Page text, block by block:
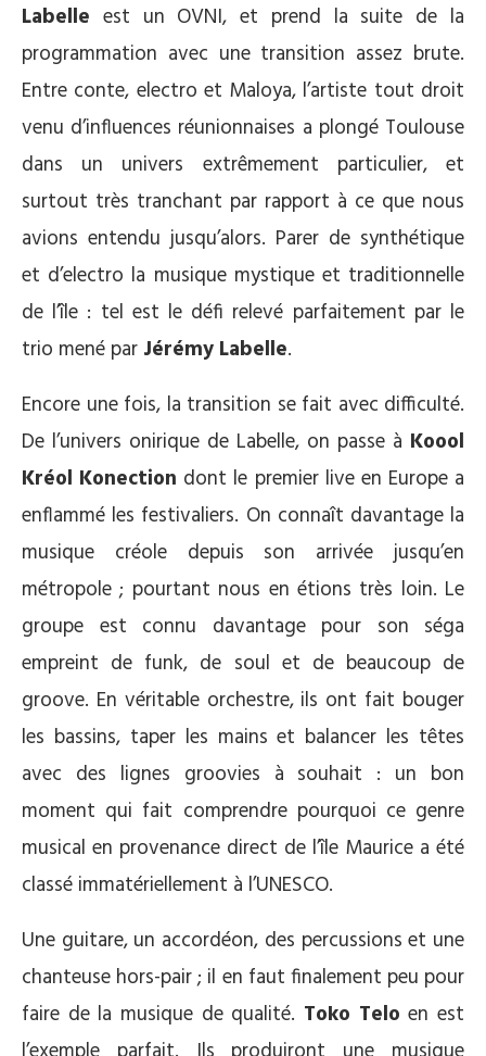
Labelle est un OVNI, et prend la suite de la
programmation avec une transition assez brute.
Entre conte, electro et Maloya, l’artiste tout droit
venu d’influences réunionnaises a plongé Toulouse
dans un univers extrêmement particulier, et
surtout très tranchant par rapport à ce que nous
avions entendu jusqu’alors. Parer de synthétique
et d’electro la musique mystique et traditionnelle
de l’île : tel est le défi relevé parfaitement par le
trio mené par Jérémy Labelle.
Encore une fois, la transition se fait avec difficulté.
De l’univers onirique de Labelle, on passe à Koool
Kréol Konection dont le premier live en Europe a
enflammé les festivaliers. On connaît davantage la
musique créole depuis son arrivée jusqu’en
métropole ; pourtant nous en étions très loin. Le
groupe est connu davantage pour son séga
empreint de funk, de soul et de beaucoup de
groove. En véritable orchestre, ils ont fait bouger
les bassins, taper les mains et balancer les têtes
avec des lignes groovies à souhait : un bon
moment qui fait comprendre pourquoi ce genre
musical en provenance direct de l’île Maurice a été
classé immatériellement à l’UNESCO.
Une guitare, un accordéon, des percussions et une
chanteuse hors-pair ; il en faut finalement peu pour
faire de la musique de qualité. Toko Telo en est